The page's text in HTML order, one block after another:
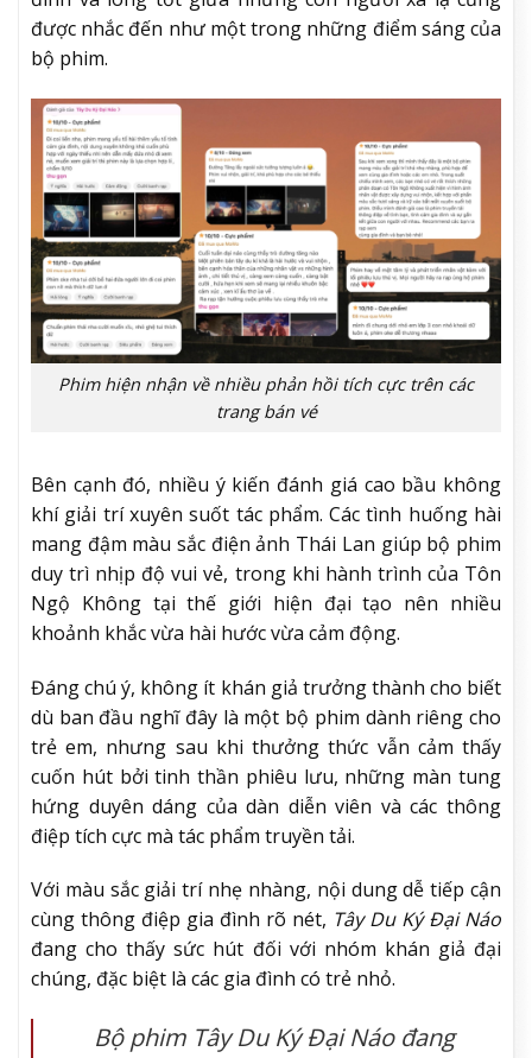
được nhắc đến như một trong những điểm sáng của
bộ phim.
Phim hiện nhận về nhiều phản hồi tích cực trên các
trang bán vé
Bên cạnh đó, nhiều ý kiến đánh giá cao bầu không
khí giải trí xuyên suốt tác phẩm. Các tình huống hài
mang đậm màu sắc điện ảnh Thái Lan giúp bộ phim
duy trì nhịp độ vui vẻ, trong khi hành trình của Tôn
Ngộ Không tại thế giới hiện đại tạo nên nhiều
khoảnh khắc vừa hài hước vừa cảm động.
Đáng chú ý, không ít khán giả trưởng thành cho biết
dù ban đầu nghĩ đây là một bộ phim dành riêng cho
trẻ em, nhưng sau khi thưởng thức vẫn cảm thấy
cuốn hút bởi tinh thần phiêu lưu, những màn tung
hứng duyên dáng của dàn diễn viên và các thông
điệp tích cực mà tác phẩm truyền tải.
Với màu sắc giải trí nhẹ nhàng, nội dung dễ tiếp cận
cùng thông điệp gia đình rõ nét, Tây Du Ký Đại Náo
đang cho thấy sức hút đối với nhóm khán giả đại
chúng, đặc biệt là các gia đình có trẻ nhỏ.
Bộ phim Tây Du Ký Đại Náođang